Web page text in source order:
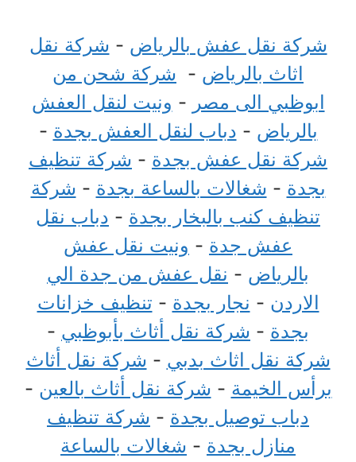
شركة نقل عفش بالرياض - شركة نقل
اثاث بالرياض - شركة شحن من
ابوظبي الى مصر - ونيت لنقل العفش
بالرياض - دباب لنقل العفش بجدة -
شركة نقل عفش بجدة - شركة تنظيف
بجدة - شغالات بالساعة بجدة - شركة
تنظيف كنب بالبخار بجدة - دباب نقل
عفش جدة - ونيت نقل عفش
بالرياض - نقل عفش من جدة الي
الاردن - نجار بجدة - تنظيف خزانات
بجدة - شركة نقل أثاث بأبوظبي -
شركة نقل اثاث بدبي - شركة نقل أثاث
برأس الخيمة - شركة نقل أثاث بالعين -
دباب توصيل بجدة - شركة تنظيف
منازل بجدة - شغالات بالساعة